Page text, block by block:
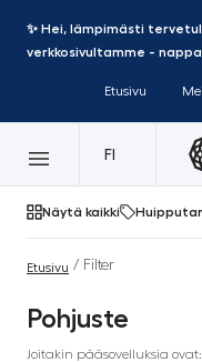
✨ Hei, lämpimästi
verkkosivultamme -
Etusivu
FI
Näytä kaikki
Etusivu / Filter
Pohjuste
Joitakin pääsovelluksia